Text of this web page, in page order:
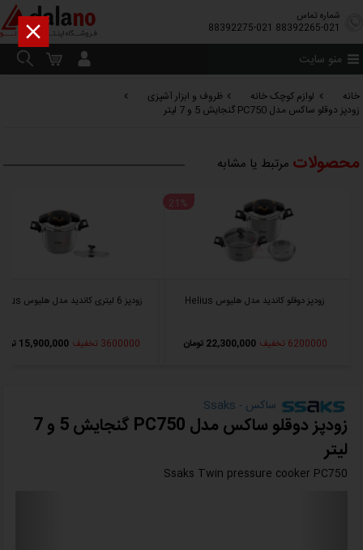
شماره تماس
88392265-021
88392275-021
منو سایت
خانه لوازم کوچک خانه
ظروف و ابزار آشپزی
زودپز دوقلو ساکس مدل PC750 گنجایش 5 و 7 لیتر
محصولات مرتبط یا مشابه
21%
زودپز دوقلو کاندید مدل هلیوس Helius
6200000 تخفیف 22,300,000 تومان
زودپز 6 لیتری کاندید مدل هلیوس Helius
3600000 تخفیف 15,900,000 تومان
ساکس - Ssaks
زودپز دوقلو ساکس مدل PC750 گنجایش 5 و 7
لیتر
Ssaks Twin pressure cooker PC750
